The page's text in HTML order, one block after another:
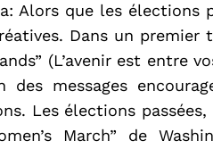
Alors que les élections
Dans un premier
(L’avenir est entre
des messages
Les élections
March” de